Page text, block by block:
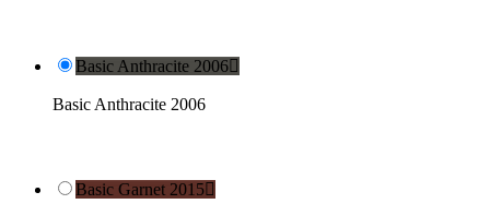
Basic Anthracite 2006
Basic Anthracite 2006
Basic Garnet 2015